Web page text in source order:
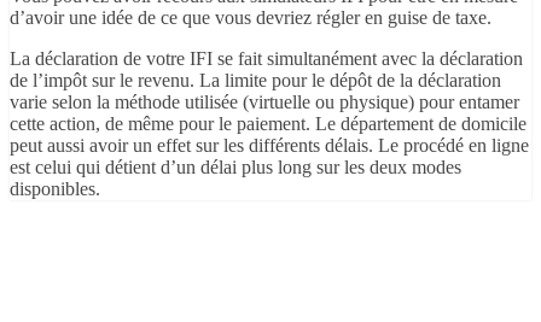
d’avoir une idée de ce que vous devriez régler en guise de taxe.
La déclaration de votre IFI se fait simultanément avec la déclaration
de l’impôt sur le revenu. La limite pour le dépôt de la déclaration
varie selon la méthode utilisée (virtuelle ou physique) pour entamer
cette action, de même pour le paiement. Le département de domicile
peut aussi avoir un effet sur les différents délais. Le procédé en ligne
est celui qui détient d’un délai plus long sur les deux modes
disponibles.